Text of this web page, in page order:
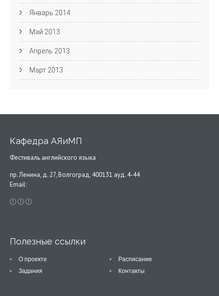
Январь 2014
Май 2013
Апрель 2013
Март 2013
Кафедра АЯиМП
Фестиваль английского языка
пр. Ленина, д. 27, Волгоград, 400131 ауд. 4-44
Email:
Полезные ссылки
О проекте
Расписание
Задания
Контакты